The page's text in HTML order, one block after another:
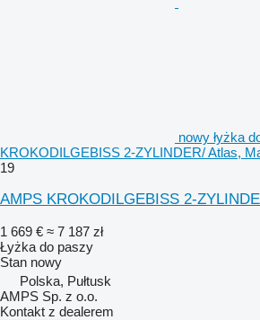
nowy łyżka
KROKODILGEBISS 2-ZYLINDER/ Atlas,
19
AMPS KROKODILGEBISS 2-
1 669 € ≈ 7 187 zł
Łyżka do paszy
Stan nowy
Polska, Pułtusk
AMPS Sp. z o.o.
Kontakt z dealerem